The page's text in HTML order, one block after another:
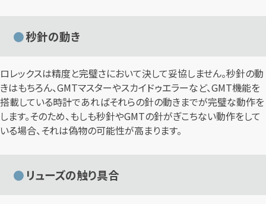
秒針の動き
ロレックスは精度と完璧さにおいて決して妥協しません。秒針の動
きはもちろん、GMTマスターやスカイドゥエラーなど、GMT機能を
搭載している時計であればそれらの針の動きまでが完璧な動作を
します。そのため、もしも秒針やGMTの針がぎこちない動作をして
いる場合、それは偽物の可能性が高まります。
リューズの触り具合